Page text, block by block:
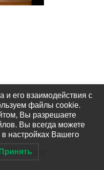
Королёв
и его взаимодействия с
файлы cookie.
Вы разрешаете
Вы всегда можете
настройках Вашего
Принять